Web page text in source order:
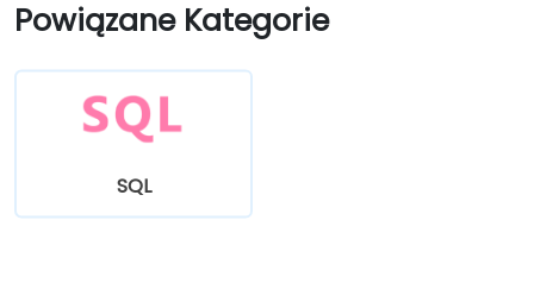
Powiązane Kategorie
SQL